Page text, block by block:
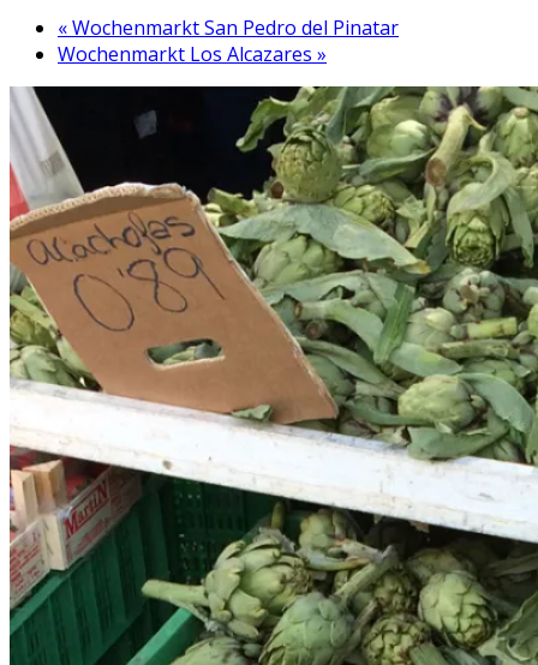
«Wochenmarkt San Pedro del Pinatar
Wochenmarkt Los Alcazares »